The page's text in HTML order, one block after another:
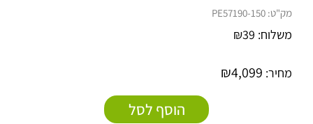
מק"ט: 150-PE57190
משלוח: ₪39
מחיר: ₪4,099
הוסף לסל